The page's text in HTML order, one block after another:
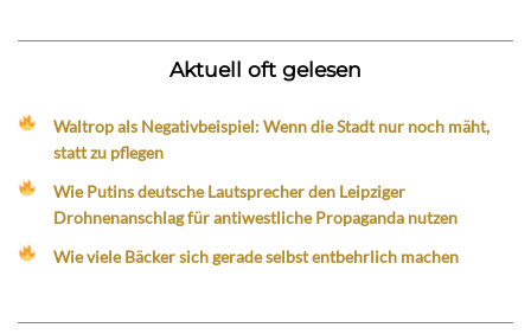
Aktuell oft gelesen
Waltrop als Negativbeispiel: Wenn die Stadt nur noch mäht,
statt zu pflegen
Wie Putins deutsche Lautsprecher den Leipziger
Drohnenanschlag für antiwestliche Propaganda nutzen
Wie viele Bäcker sich gerade selbst entbehrlich machen